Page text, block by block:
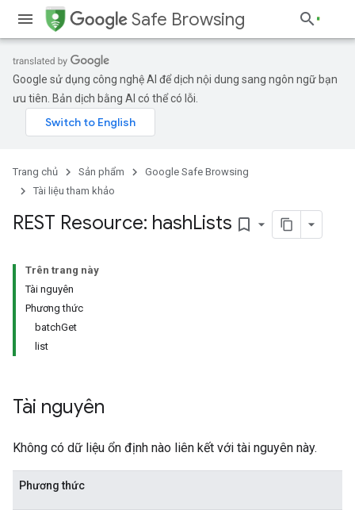
Safe Browsing
Google sử dụng công nghệ AI để dịch nội dung sang ngôn ngữ bạn
ưu tiên. Bản dịch bằng AI có thể có lỗi.
Trang chủ Sản phẩm
Google Safe Browsing
Tài liệu tham khảo
REST Resource: hashLists bookmark_border
Trên trang này
Tài nguyên
Phương thức
batchGet
list
Tài nguyên
Không có dữ liệu ổn định nào liên kết với tài nguyên này.
Phương thức